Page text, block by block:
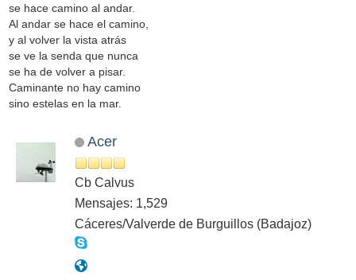
se hace camino al andar.
Al andar se hace el camino,
y al volver la vista atrás
se ve la senda que nunca
se ha de volver a pisar.
Caminante no hay camino
sino estelas en la mar.
Acer
Cb Calvus
Mensajes: 1,529
Cáceres/Valverde de Burguillos (Badajoz)